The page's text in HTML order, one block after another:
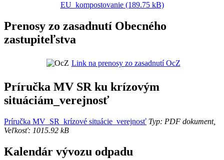
EU_kompostovanie (189.75 kB)
Prenosy zo zasadnutí Obecného
zastupiteľstva
Link na prenosy zo zasadnutí OcZ
Príručka MV SR ku krízovým
situáciám_verejnosť
Príručka MV_SR_krízové situácie_verejnosť Typ: PDF dokument,
Veľkosť: 1015.92 kB
Kalendár vývozu odpadu